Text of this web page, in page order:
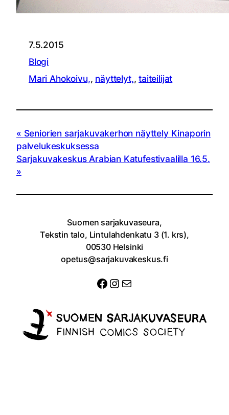
7.5.2015
Blogi
Mari Ahokoivu,, näyttelyt,, taiteilijat
Seniorien sarjakuvakerhon näyttely Kinaporin
palvelukeskuksessa
Sarjakuvakeskus Arabian Katufestivaalilla 16.5.
Suomen sarjakuvaseura,
Tekstin talo, Lintulahdenkatu 3 (1. krs),
00530 Helsinki
opetus@sarjakuvakeskus.fi
Facebook
Instagram
Sähköposti